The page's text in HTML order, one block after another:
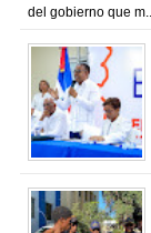
del gobierno que m...